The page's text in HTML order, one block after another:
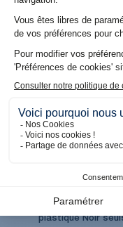
65,04 €
plastique Noir